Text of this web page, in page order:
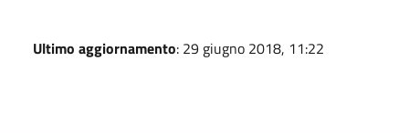
Ultimo aggiornamento: 29 giugno 2018, 11:22